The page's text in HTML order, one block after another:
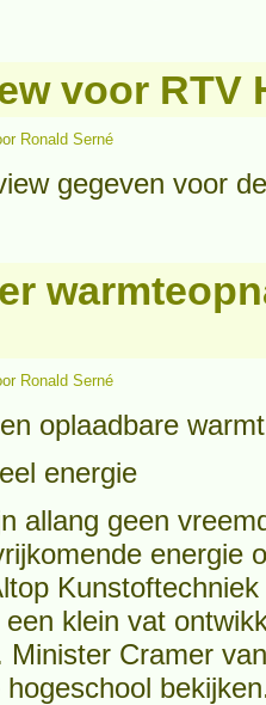
voor RTV
Ronald Serné
gegeven voor
Ronald Serné
oplaadbare
energie
allang geen
energie
Kunstoftechniek
klein vat
Minister Cramer